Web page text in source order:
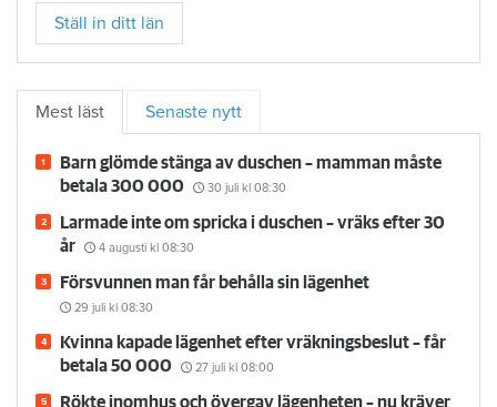
Ställ in ditt län
Mest läst Senaste nytt
Barn glömde stänga av duschen – mamman måste
betala 300 000
30 juli kl 08:30
Larmade inte om spricka i duschen – vräks efter 30
år
4 augusti kl 08:30
Försvunnen man får behålla sin lägenhet
29 juli kl 08:30
Kvinna kapade lägenhet efter vräkningsbeslut – får
betala 50 000
27 juli kl 08:00
Rökte inomhus och övergav lägenheten – nu kräver